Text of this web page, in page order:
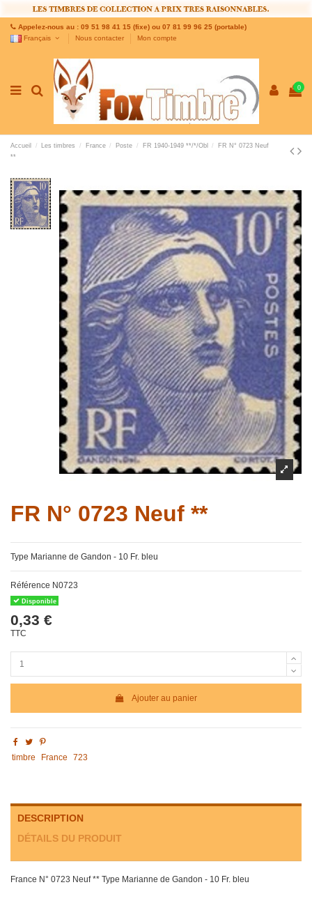
Appelez-nous au : 09 51 98 41 15 (fixe) ou 07 81 99 96 25 (portable)
Français
Nous contacter Mon compte
0
Accueil Les timbres France Poste FR 1940-1949 **/*/Obl
FR N° 0723 Neuf
**
FR N° 0723 Neuf **
Type Marianne de Gandon - 10 Fr. bleu
Référence N0723
Disponible
0,33 €
TTC
Ajouter au panier
timbre France 723
DESCRIPTION
DÉTAILS DU PRODUIT
France N° 0723 Neuf ** Type Marianne de Gandon - 10 Fr. bleu